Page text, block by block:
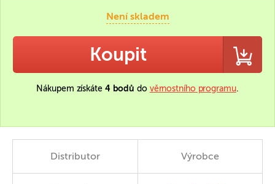
Není skladem
Koupit
Nákupem získáte 4 bodů do věrnostního programu.
Distributor Výrobce